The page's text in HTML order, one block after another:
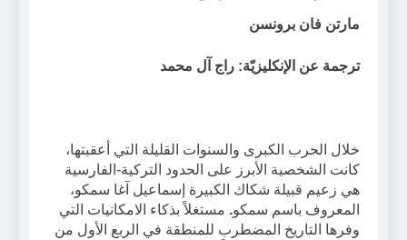
مارتن فان برونسن
ترجمة عن الإنكليزيّة: راج آل محمد
خلال الحرب الكبرى والسنوات القليلة التي أعقبتها،
كانت الشخصية الأبرز على الحدود التركية-الفارسية
هي زعيم قبيلة شكاك الكبيرة إسماعيل آغا سمكو،
المعروف باسم سمكو. مستغلاً بذكاء الامكانيات التي
وفرها التاريخ المضطرب للمنطقة في الربع الأول من